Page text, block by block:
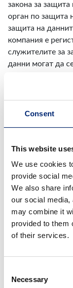
Consent
This website
We use cookies
provide social
We also share
our social media,
may combine it
provided to them
of their services.
Selection
Necessary
закона за
орган по защита
защита на
компания е
служителите за
данни могат да
линк: https://
node.html.
Право за
обработваме с
договор, да Ви
общоизползван,
данните да
контрольор,
осъществимо.
SSL и TLS
запитвания,